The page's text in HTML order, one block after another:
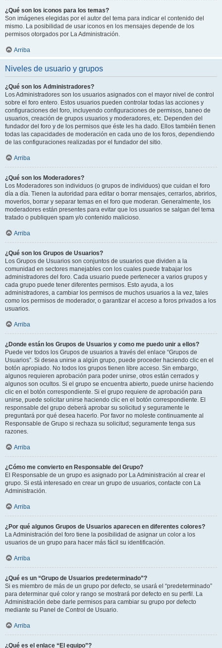
¿Qué son los iconos para los temas?
Son imágenes elegidas por el autor del tema para indicar el contenido del
mismo. La posibilidad de usar iconos en los mensajes depende de los
permisos otorgados por La Administración.
Arriba
Niveles de usuario y grupos
¿Qué son los Administradores?
Los Administradores son los usuarios asignados con el mayor nivel de control
sobre el foro entero. Estos usuarios pueden controlar todas las acciones y
configuraciones del foro, incluyendo configuraciones de permisos, baneo de
usuarios, creación de grupos usuarios y moderadores, etc. Dependen del
fundador del foro y de los permisos que éste les ha dado. Ellos también tienen
todas las capacidades de moderación en cada uno de los foros, dependiendo
de las configuraciones realizadas por el fundador del sitio.
Arriba
¿Qué son los Moderadores?
Los Moderadores son individuos (o grupos de individuos) que cuidan el foro
día a día. Tienen la autoridad para editar o borrar mensajes, cerrarlos, abrirlos,
moverlos, borrar y separar temas en el foro que moderan. Generalmente, los
moderadores están presentes para evitar que los usuarios se salgan del tema
tratado o publiquen spam y/o contenido malicioso.
Arriba
¿Qué son los Grupos de Usuarios?
Los Grupos de Usuarios son conjuntos de usuarios que dividen a la
comunidad en sectores manejables con los cuales puede trabajar los
administradores del foro. Cada usuario puede pertenecer a varios grupos y
cada grupo puede tener diferentes permisos. Esto ayuda, a los
administradores, a cambiar los permisos de muchos usuarios a la vez, tales
como los permisos de moderador, o garantizar el acceso a foros privados a los
usuarios.
Arriba
¿Donde están los Grupos de Usuarios y como me puedo unir a ellos?
Puede ver todos los Grupos de usuarios a través del enlace “Grupos de
Usuarios”. Si desea unirse a algún grupo, puede proceder haciendo clic en el
botón apropiado. No todos los grupos tienen libre acceso. Sin embargo,
algunos requieren aprobación para poder unirse, otros están cerrados y
algunos son ocultos. Si el grupo se encuentra abierto, puede unirse haciendo
clic en el botón correspondiente. Si el grupo requiere de aprobación para
unirse, puede solicitar unirse haciendo clic en el botón correspondiente. El
responsable del grupo deberá aprobar su solicitud y seguramente le
preguntará por qué desea hacerlo. Por favor no moleste continuamente al
Responsable de Grupo si rechaza su solicitud; seguramente tenga sus
razones.
Arriba
¿Cómo me convierto en Responsable del Grupo?
El Responsable de un grupo es asignado por La Administración al crear el
grupo. Si está interesado en crear un grupo de usuarios, contacte con La
Administración.
Arriba
¿Por qué algunos Grupos de Usuarios aparecen en diferentes colores?
La Administración del foro tiene la posibilidad de asignar un color a los
usuarios de un grupo para hacer más fácil su identificación.
Arriba
¿Qué es un “Grupo de Usuarios predeterminado”?
Si es miembro de más de un grupo por defecto, se usará el “predeterminado”
para determinar qué color y rango se mostrará por defecto en su perfil. La
Administración debe darle permisos para cambiar su grupo por defecto
mediante su Panel de Control de Usuario.
Arriba
¿Qué es el enlace “El equipo”?